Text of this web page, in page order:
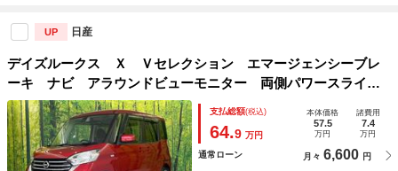
UP 日産
デイズルークス Ｘ Ｖセレクション エマージェンシーブレ
ーキ ナビ アラウンドビューモニター 両側パワースライド
ドア Ｂｌｕｅｔｏｏｔｈ フルセグ ＥＴＣ 禁煙車 スマ
ートキー 純正１４インチアルミホイール オートエアコン
支払総額(税込)
64.9 万円
本体価格
57.5
万円
諸費用
7.4
万円
通常ローン 月々 6,600 円